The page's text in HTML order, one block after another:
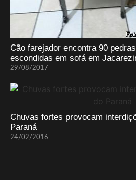
Cão farejador encontra 90
escondidas em sofá em
29/08/2017
Chuvas fortes provocam
Paraná
24/02/2016